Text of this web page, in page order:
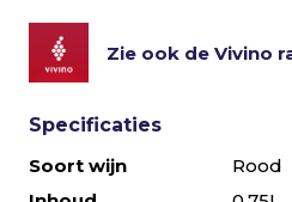
Zie ook de Vivino
Specificaties
Soort wijn
Rood